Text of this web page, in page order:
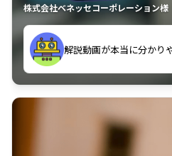
株式会社ベネッセコーポレーション様
古文漢文を主に使わせて
のに非常に役立っている。
解説動画が本当に分かり